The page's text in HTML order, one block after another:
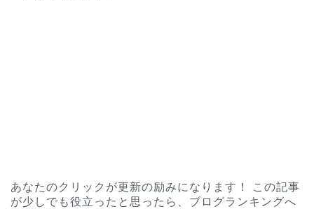
あなたのクリックが更新の励みになります！ この記事
が少しでも役立ったと思ったら、ブログランキングへ